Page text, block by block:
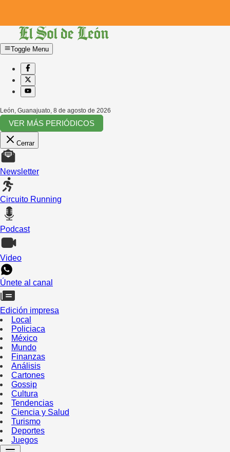
Toggle Menu
León, Guanajuato, 8 de agosto de 2026
VER MÁS PERIÓDICOS
Cerrar
Newsletter
Circuito Running
Podcast
Video
Únete al canal
Edición impresa
Local
Policiaca
México
Mundo
Finanzas
Análisis
Cartones
Gossip
Cultura
Tendencias
Ciencia y Salud
Turismo
Deportes
Juegos